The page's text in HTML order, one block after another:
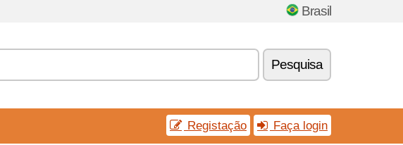
Brasil
Pesquisa
Registação Faça login